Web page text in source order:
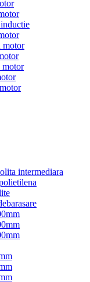
motor
motor
intermediara